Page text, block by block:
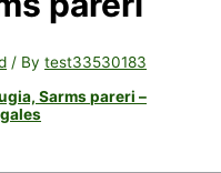
/ Bytest33530183
Sarms pareri –